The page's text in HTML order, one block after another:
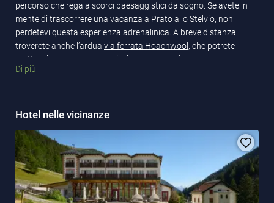
percorso che regala scorci paesaggistici da sogno. Se avete in
mente di trascorrere una vacanza a Prato allo Stelvio, non
perdetevi questa esperienza adrenalinica. A breve distanza
troverete anche l’ardua via ferrata Hoachwool , che potrete
mettere in programma per il giorno successivo.
Di più
Hotel nelle vicinanze